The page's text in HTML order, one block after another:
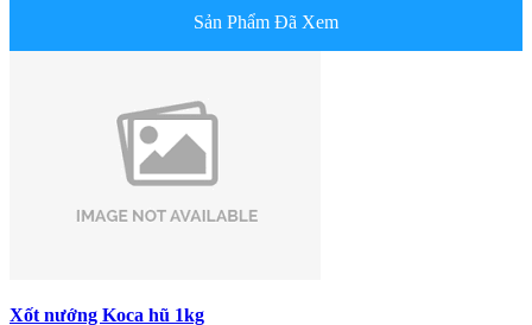
Sản Phẩm Đã Xem
Xốt nướng Koca hũ 1kg